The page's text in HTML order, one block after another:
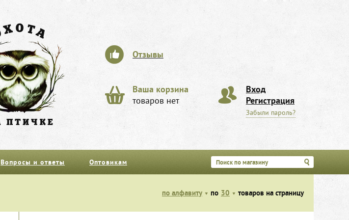
Отзывы
Ваша корзина
товаров нет
Вход
Регистрация
Забыли пароль?
Вопросы и ответы Оптовикам
по алфавиту по 30 товаров на страницу